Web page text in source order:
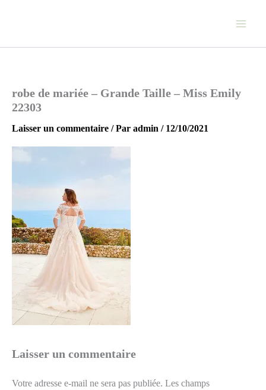
robe de mariée – Grande Taille – Miss Emily
22303
Laisser un commentaire / Par admin / 12/10/2021
Laisser un commentaire
Votre adresse e-mail ne sera pas publiée. Les champs